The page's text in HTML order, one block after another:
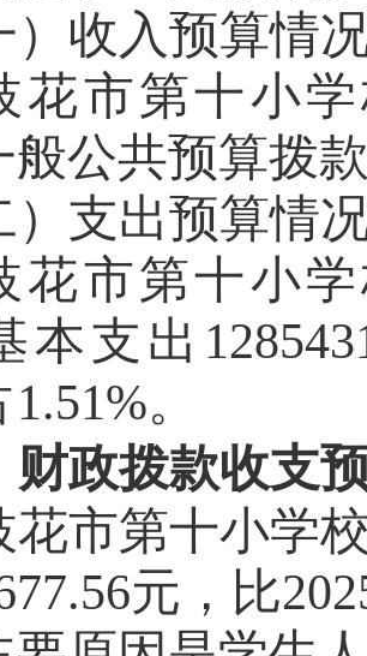
）收入预算情
花市第十小
般公共预算拨
）支出预算情
花市第十小
本支出
1.51%。
财政拨款收支
花市第十小学
元，比202